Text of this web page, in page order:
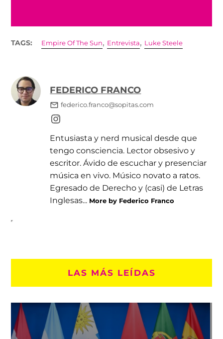
TAGS: Empire Of The Sun, Entrevista, Luke Steele
FEDERICO FRANCO
federico.franco@sopitas.com
Entusiasta y nerd musical desde que
tengo consciencia. Lector obsesivo y
escritor. Ávido de escuchar y presenciar
música en vivo. Músico novato a ratos.
Egresado de Derecho y (casi) de Letras
Inglesas... More by Federico Franco
LAS MÁS LEÍDAS